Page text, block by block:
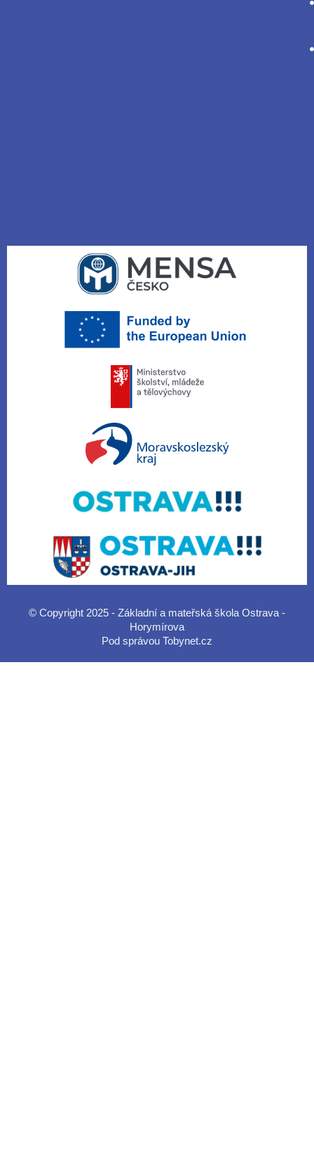
© Copyright 2025 - Základní a mateřská škola Ostrava -
Horymírova
Pod správou Tobynet.cz